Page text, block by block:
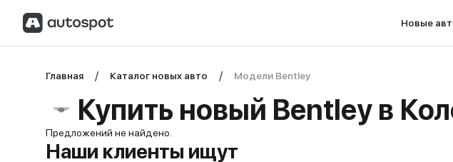
Новые
Главная Каталог новых авто Модели Bentley
Купить новый Bentley в
Предложений не найдено.
Наши клиенты ищут